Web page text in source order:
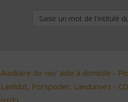
Auxiliaire de vie/ aide à domicile -
Lanildut, Porspoder, Landunvez -
(H/F)